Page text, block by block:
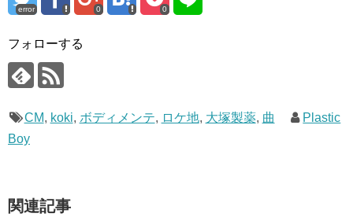
error 0 0
フォローする
CM, koki, ボディメンテ, ロケ地, 大塚製薬, 曲
Plastic
Boy
関連記事